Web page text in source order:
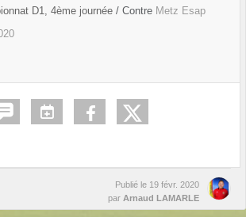
D1, 4ème journée / Contre Metz Esap
Publié le 19 févr. 2020
par Arnaud LAMARLE